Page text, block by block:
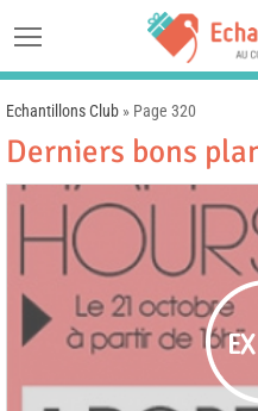
Echantillons Club » Page 320
Derniers bons